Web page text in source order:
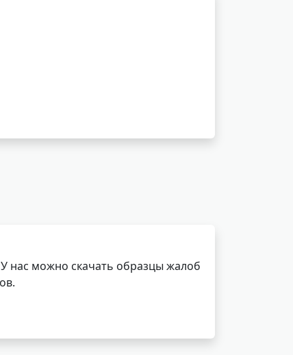
нас можно скачать образцы жалоб